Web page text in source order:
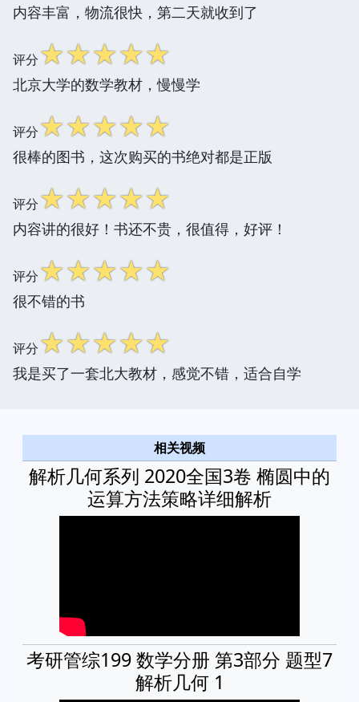
内容丰富，物流很快，第二天就收到了
评分☆☆☆☆☆
北京大学的数学教材，慢慢学
评分☆☆☆☆☆
很棒的图书，这次购买的书绝对都是正版
评分☆☆☆☆☆
内容讲的很好！书还不贵，很值得，好评！
评分☆☆☆☆☆
很不错的书
评分☆☆☆☆☆
我是买了一套北大教材，感觉不错，适合自学
相关视频
解析几何系列 2020全国3卷 椭圆中的
运算方法策略详细解析
考研管综199 数学分册 第3部分 题型7
解析几何 1